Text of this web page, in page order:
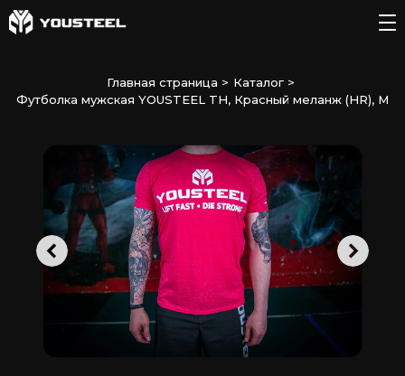
Главная страница > Каталог>
Футболка мужская YOUSTEEL TH, Красный меланж (HR), M